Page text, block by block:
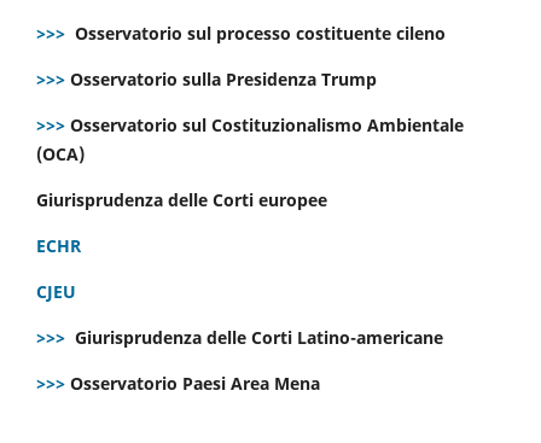
>>> Osservatorio sul processo costituente cileno
>>> Osservatorio sulla Presidenza Trump
>>> Osservatorio sul Costituzionalismo Ambientale
(OCA)
Giurisprudenza delle Corti europee
ECHR
CJEU
>>> Giurisprudenza delle Corti Latino-americane
>>> Osservatorio Paesi Area Mena